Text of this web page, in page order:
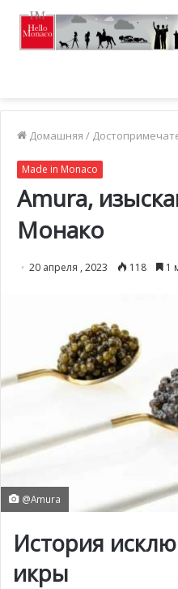
Домашняя /
Made in Monaco
Amura,
Монако
20 апреля , 2023 118 1
@Amura
История
икры